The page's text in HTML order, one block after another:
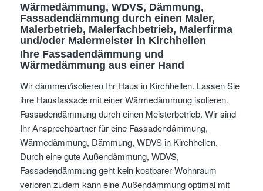
Wärmedämmung, WDVS, Dämmung,
Fassadendämmung durch einen Maler,
Malerbetrieb, Malerfachbetrieb, Malerfirma
und/oder Malermeister in Kirchhellen
Ihre Fassadendämmung und
Wärmedämmung aus einer Hand
Wir dämmen/isolieren Ihr Haus in Kirchhellen. Lassen Sie
ihre Hausfassade mit einer Wärmedämmung isolieren.
Fassadendämmung durch einen Meisterbetrieb. Wir sind
Ihr Ansprechpartner für eine Fassadendämmung,
Wärmedämmung, Dämmung, WDVS in Kirchhellen.
Durch eine gute Außendämmung, WDVS,
Fassadendämmung geht kein kostbarer Wohnraum
verloren zudem kann eine Außendämmung optimal mit